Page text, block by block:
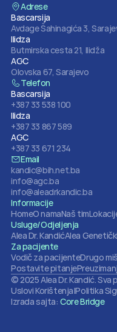
Adrese
Bascarsija
Avdage Šahinagića 3,
Ilidza
Butmirska cesta 21, Ilidža
AGC
Olovska 67, Sarajevo
Telefon
Bascarsija
+387 33 538 100
Ilidza
+387 33 867 589
AGC
+387 33 671 234
Email
kandic@bih.net.ba
info@agc.ba
info@aleadrkandic.ba
Informacije
HomeO namaNaš tim
Usluge/Odjeljenja
Alea Dr. KandićAlea
Za pacijente
Vodič za pacijenteDrugo
Postavite pitanje
© 2025 Alea Dr. Kandić. Sva
Uslovi Korištenja|Politika
Izrada sajta: Core Bridge